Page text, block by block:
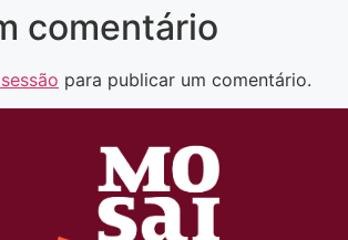
comentário
para publicar um comentário.